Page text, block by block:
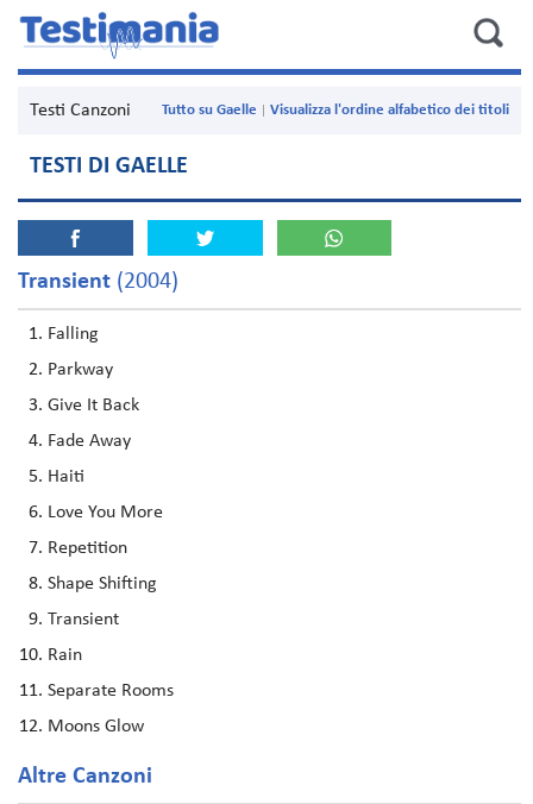
Testi Canzoni Visualizza l'ordine alfabetico dei titoli
Tutto su Gaelle
TESTI DI GAELLE
Transient (2004)
Falling
Parkway
Give It Back
Fade Away
Haiti
Love You More
Repetition
Shape Shifting
Transient
Rain
Separate Rooms
Moons Glow
Altre Canzoni